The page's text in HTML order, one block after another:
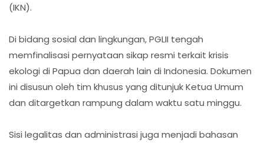
(IKN).
Di bidang sosial dan lingkungan, PGLII tengah
memfinalisasi pernyataan sikap resmi terkait krisis
ekologi di Papua dan daerah lain di Indonesia. Dokumen
ini disusun oleh tim khusus yang ditunjuk Ketua Umum
dan ditargetkan rampung dalam waktu satu minggu.
Sisi legalitas dan administrasi juga menjadi bahasan